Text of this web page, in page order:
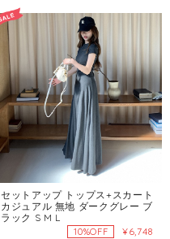
セットアップ トップス+スカート
カジュアル 無地 ダークグレー ブ
ラック S M L
10%OFF ¥6,748